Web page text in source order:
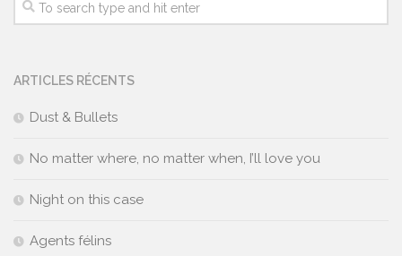
ARTICLES RÉCENTS
Dust & Bullets
No matter where, no matter when, I’ll love you
Night on this case
Agents félins